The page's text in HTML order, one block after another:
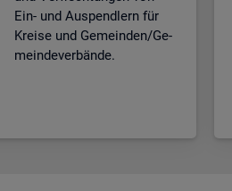
Ein- und Aus­pend­lern für
Krei­se und Ge­mein­den/Ge­
mein­de­ver­bän­de.